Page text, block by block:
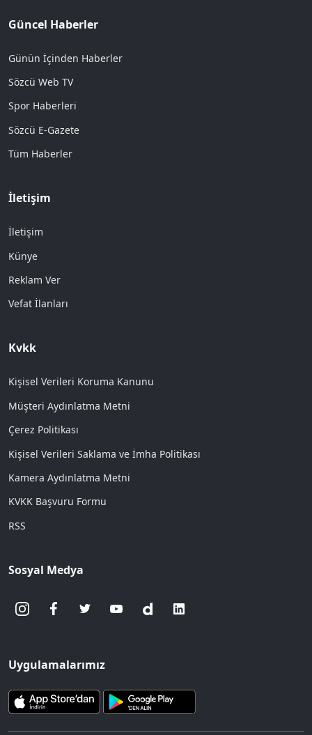
Güncel Haberler
Günün İçinden Haberler
Sözcü Web TV
Spor Haberleri
Sözcü E-Gazete
Tüm Haberler
İletişim
İletişim
Künye
Reklam Ver
Vefat İlanları
Kvkk
Kişisel Verileri Koruma Kanunu
Müşteri Aydınlatma Metni
Çerez Politikası
Kişisel Verileri Saklama ve İmha Politikası
Kamera Aydınlatma Metni
KVKK Başvuru Formu
RSS
Sosyal Medya
Uygulamalarımız